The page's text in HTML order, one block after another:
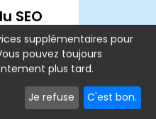
SEO
vu
?
supplémentaires pour
pouvez toujours
plus tard.
Je refuse C'est bon.